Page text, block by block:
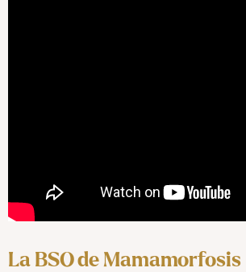
La BSO de Mamamorfosis